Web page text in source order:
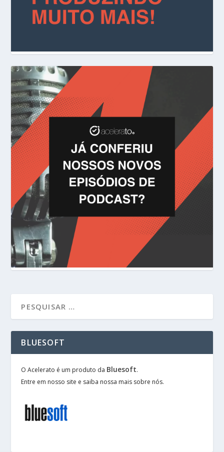
BLUESOFT
O Acelerato é um produto da Bluesoft.
Entre em nosso site e saiba nossa mais sobre nós.